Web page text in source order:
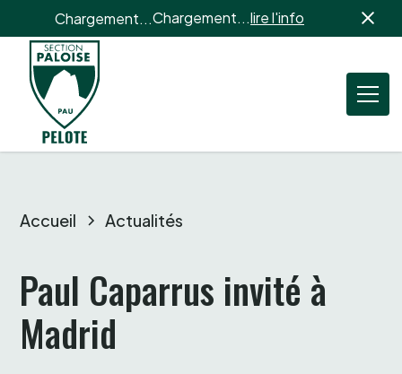
Chargement...Chargement...lire l'info
Accueil Actualités
Paul Caparrus invité à
Madrid